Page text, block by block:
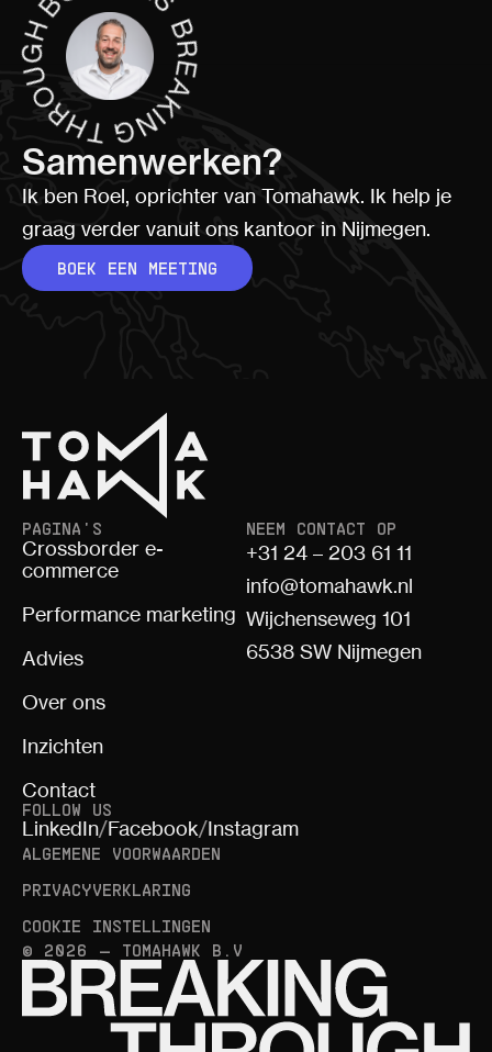
Samenwerken?
Ik ben Roel, oprichter van Tomahawk. Ik help je
graag verder vanuit ons kantoor in Nijmegen.
BOEK EEN MEETING
PAGINA'S
Crossborder e-
commerce
Performance marketing
Advies
Over ons
Inzichten
Contact
NEEM CONTACT OP
+31 24 – 203 61 11
info@tomahawk.nl
Wijchenseweg 101
6538 SW Nijmegen
FOLLOW US
LinkedIn/Facebook/Instagram
© 2026 — TOMAHAWK B.V
ALGEMENE VOORWAARDEN
PRIVACYVERKLARING
COOKIE INSTELLINGEN